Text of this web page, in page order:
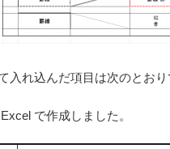
入れ込んだ項目は次のとおり
で作成しました。